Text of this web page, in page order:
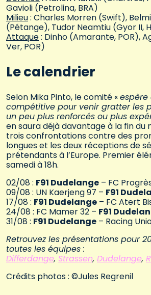
Gavioli (Petrolina, BRA)
Milieu: Charles Morren (Swift),
(Pétange), Tudor Neamtiu (Gyor II,
Attaque: Dinho (Amarante, POR),
Ver, POR)
Le calendrier
Selon Mika Pinto, le comité «espère
compétitive pour venir gratter les
un peu plus renforcés ou plus
en saura déjà davantage à la fin du
trois confrontations contre des
longues et les deux réceptions de
prétendants à l’Europe. Premier
samedi à 18h.
02/08 : F91 Dudelange – FC
09/08 : UN Kaerjeng 97 – F91
17/08 : F91 Dudelange – FC Atert
24/08 : FC Mamer 32 – F91
31/08 : F91 Dudelange – Racing
Retrouvez les présentations pour
toutes les équipes :
Differdange, Strassen, Dudelange,
Crédits photos : ©Jules Regrenil